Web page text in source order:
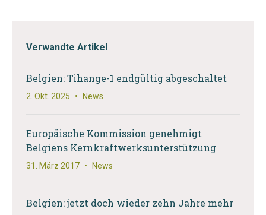
Verwandte Artikel
Belgien: Tihange-1 endgültig abgeschaltet
2. Okt. 2025 • News
Europäische Kommission genehmigt
Belgiens Kernkraftwerksunterstützung
31. März 2017 • News
Belgien: jetzt doch wieder zehn Jahre mehr